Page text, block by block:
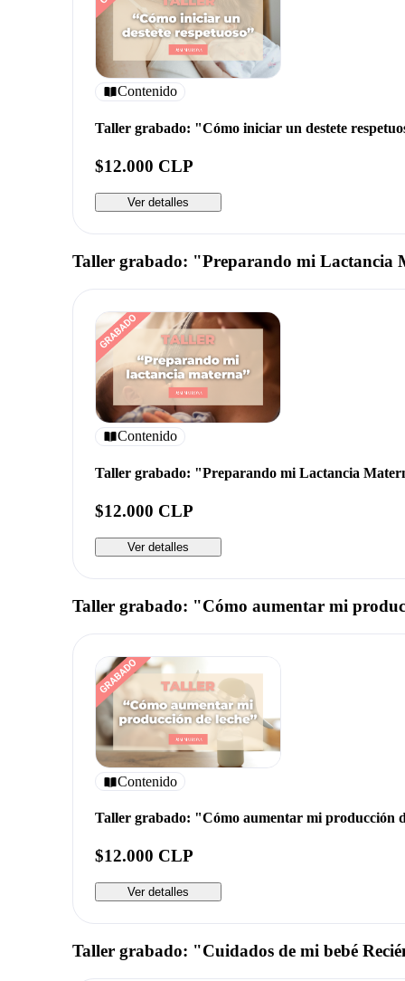
Contenido
Taller grabado: "Cómo iniciar un destete
$12.000 CLP
Ver detalles
Taller grabado: "Preparando mi Lactancia
Contenido
Taller grabado: "Preparando mi Lactancia
$12.000 CLP
Ver detalles
Taller grabado: "Cómo aumentar mi
Contenido
Taller grabado: "Cómo aumentar mi producción
$12.000 CLP
Ver detalles
Taller grabado: "Cuidados de mi bebé